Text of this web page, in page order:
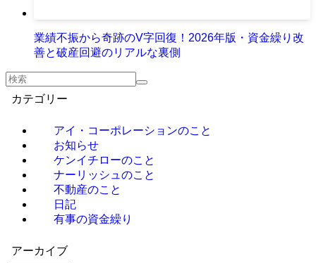
業績不振から奇跡のV字回復！2026年版・資金繰り改
善と破産回避のリアルな裏側
カテゴリー
アイ・コーポレーションのこと
お知らせ
ケンイチローのこと
ナーリッシュのこと
不動産のこと
日記
有事の資金繰り
アーカイブ